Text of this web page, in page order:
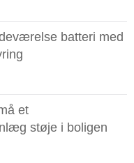
batteri med
et
støje i boligen